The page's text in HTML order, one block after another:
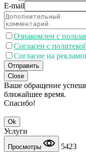
E-mail
Ознакомлен с
Согласен с
Согласие на
Отправить
Close
Ваше обращение
ближайшее время.
Спасибо!
Ok
Услуги
Просмотры
5423